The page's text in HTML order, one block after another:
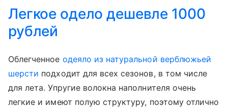
Легкое одело дешевле 1000
рублей
Облегченное одеяло из натуральной верблюжьей
шерсти подходит для всех сезонов, в том числе
для лета. Упругие волокна наполнителя очень
легкие и имеют полую структуру, поэтому отлично